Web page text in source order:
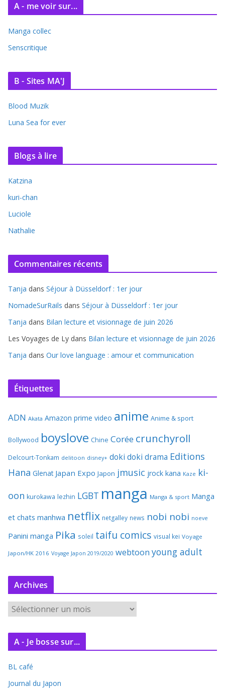
A - me voir sur...
Manga collec
Senscritique
B - Sites MA'J
Blood Muzik
Luna Sea for ever
Blogs à lire
Katzina
kuri-chan
Luciole
Nathalie
Commentaires récents
Tanja dans Séjour à Düsseldorf : 1er jour
NomadeSurRails dans Séjour à Düsseldorf : 1er jour
Tanja dans Bilan lecture et visionnage de juin 2026
Les Voyages de Ly dans Bilan lecture et visionnage de juin 2026
Tanja dans Our love language : amour et communication
Étiquettes
ADN Akata Amazon prime video anime Anime & sport
Bollywood boyslove Chine Corée crunchyroll
Delcourt-Tonkam delitoon disney+ doki doki drama Editions
Hana Glenat Japan Expo Japon jmusic jrock kana Kaze ki-
oon kurokawa lezhin LGBT manga Manga & sport Manga
et chats manhwa netflix netgalley news nobi nobi noeve
Panini manga Pika soleil taifu comics visual kei Voyage
Japon/HK 2016 Voyage Japon 2019/2020 webtoon young adult
Archives
c
v
e
A - Je bosse sur...
BL café
Journal du Japon